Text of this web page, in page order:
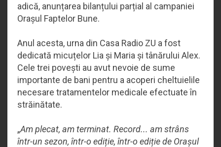
adică, anunțarea bilanțului parțial al campaniei
Orașul Faptelor Bune.
Anul acesta, urna din Casa Radio ZU a fost
dedicată micuțelor Lia și Maria și tânărului Alex.
Cele trei povești au avut nevoie de sume
importante de bani pentru a acoperi cheltuielile
necesare tratamentelor medicale efectuate în
străinătate.
„Am plecat, am terminat. Record... am strâns
într-un sezon, într-o ediție, într-o ediție de Orașul